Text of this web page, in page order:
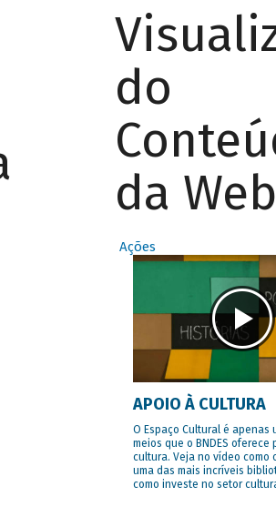
do
da Web
Ações
APOIO À CULTURA
O Espaço Cultural é apenas
meios que o BNDES oferece
cultura. Veja no vídeo como
uma das mais incríveis
como investe no setor